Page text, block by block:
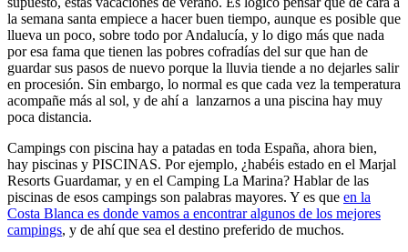
la semana santa empiece a hacer buen tiempo, aunque es posible que
llueva un poco, sobre todo por Andalucía, y lo digo más que nada
por esa fama que tienen las pobres cofradías del sur que han de
guardar sus pasos de nuevo porque la lluvia tiende a no dejarles salir
en procesión. Sin embargo, lo normal es que cada vez la temperatura
acompañe más al sol, y de ahí a lanzarnos a una piscina hay muy
poca distancia.
Campings con piscina hay a patadas en toda España, ahora bien,
hay piscinas y PISCINAS. Por ejemplo, ¿habéis estado en el Marjal
Resorts Guardamar, y en el Camping La Marina? Hablar de las
piscinas de esos campings son palabras mayores. Y es que en la
Costa Blanca es donde vamos a encontrar algunos de los mejores
campings, y de ahí que sea el destino preferido de muchos.